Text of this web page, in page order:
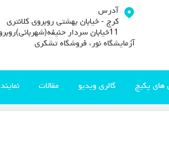
آدرس
کرج - خیابان بهشتی روبروی کلانتری
11خیابان سردار
آزمایشگاه نور، فروشگاه تشکری
های پکیج گالری ویدیو مقالات